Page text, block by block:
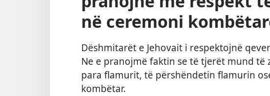
në ceremoni
Dëshmitarët e Jehovait i respektojnë
Ne e pranojmë faktin se të tjerët mund
para flamurit, të përshëndetin flamurin
kombëtar.